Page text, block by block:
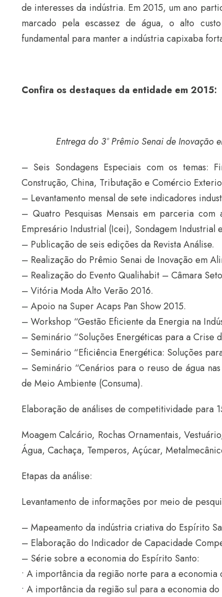
de interesses da indústria. Em 2015, um ano
marcado pela escassez de água, o alto
fundamental para manter a indústria capixaba
Confira os destaques da entidade em 2015:
Entrega do 3º Prêmio Senai de Inovação
– Seis Sondagens Especiais com os temas:
Construção, China, Tributação e Comércio
– Levantamento mensal de sete indicadores
– Quatro Pesquisas Mensais em parceria
Empresário Industrial (Icei), Sondagem Industrial
– Publicação de seis edições da Revista Análise.
– Realização do Prêmio Senai de Inovação em
– Realização do Evento Qualihabit – Câmara
– Vitória Moda Alto Verão 2016.
– Apoio na Super Acaps Pan Show 2015.
– Workshop “Gestão Eficiente da Energia na
– Seminário “Soluções Energéticas para a Crise
– Seminário “Eficiência Energética: Soluções
– Seminário “Cenários para o reuso de água
de Meio Ambiente (Consuma).
Elaboração de análises de competitividade para
Moagem Calcário, Rochas Ornamentais,
Água, Cachaça, Temperos, Açúcar,
Etapas da análise:
Levantamento de informações por meio de
– Mapeamento da indústria criativa do Espírito
– Elaboração do Indicador de Capacidade
– Série sobre a economia do Espírito Santo:
• A importância da região norte para a economia
• A importância da região sul para a economia do